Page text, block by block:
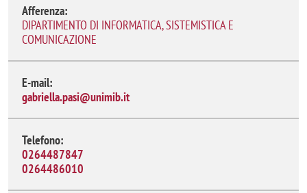
Afferenza:
DIPARTIMENTO DI INFORMATICA, SISTEMISTICA E
COMUNICAZIONE
E-mail:
gabriella.pasi@unimib.it
Telefono:
0264487847
0264486010